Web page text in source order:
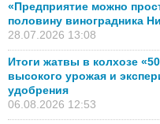
«Предприятие можно
половину виноградника
28.07.2026 13:08
Итоги жатвы в колхозе
высокого урожая и
удобрения
06.08.2026 12:53